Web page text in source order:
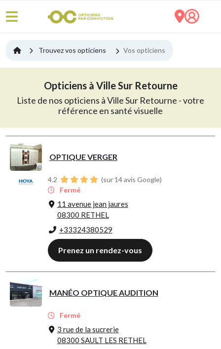
Trouvez vos opticiens Vos opticiens
Opticiens à Ville Sur Retourne
Liste de nos opticiens à Ville Sur Retourne - votre
référence en santé visuelle
OPTIQUE VERGER
4.2
(sur 14 avis Google)
Fermé
11 avenue jean jaures
08300 RETHEL
+33324380529
Prenez un rendez-vous
MANÉO OPTIQUE AUDITION
Fermé
3 rue de la sucrerie
08300 SAULT LES RETHEL